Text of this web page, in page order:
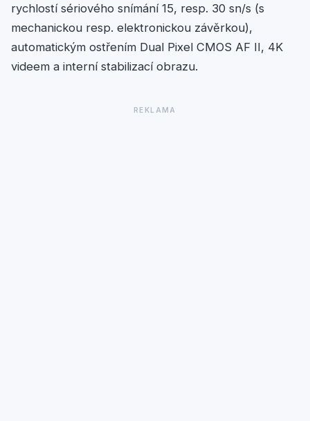
rychlostí sériového snímání 15, resp. 30 sn/s (s
mechanickou resp. elektronickou závěrkou),
automatickým ostřením Dual Pixel CMOS AF II, 4K
videem a interní stabilizací obrazu.